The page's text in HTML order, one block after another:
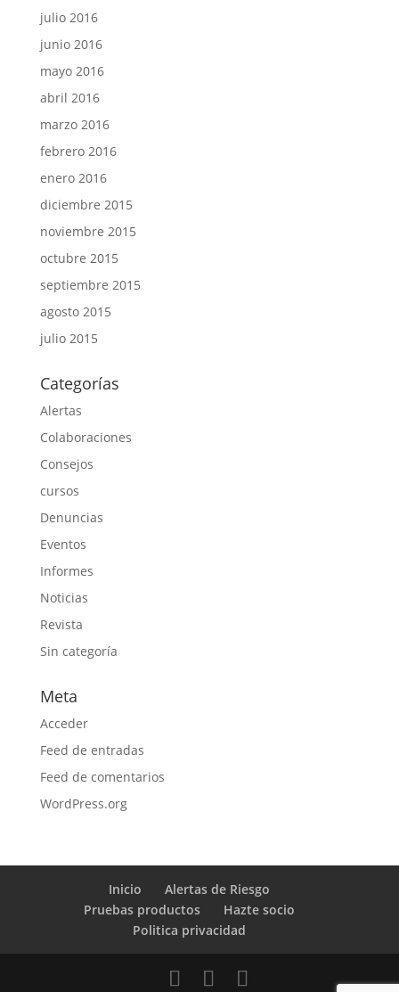
julio 2016
junio 2016
mayo 2016
abril 2016
marzo 2016
febrero 2016
enero 2016
diciembre 2015
noviembre 2015
octubre 2015
septiembre 2015
agosto 2015
julio 2015
Categorías
Alertas
Colaboraciones
Consejos
cursos
Denuncias
Eventos
Informes
Noticias
Revista
Sin categoría
Meta
Acceder
Feed de entradas
Feed de comentarios
WordPress.org
Inicio
Alertas de Riesgo
Pruebas productos
Hazte socio
Politica privacidad